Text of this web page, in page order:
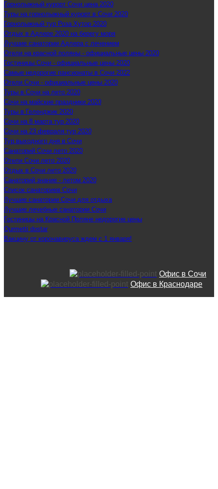
Горнолыжный курорт Сочи цена 2020
Туры на горнолыжный курорт в Сочи 2020
Горнолыжный тур Роза Хутор 2020
Отдых в Адлере 2020 на берегу моря
Лучшие санатории Адлера с лечением
Отели на красной поляны - официальные цены 2020
Гостиницы Сочи - официальные цены 2020
Самые недорогие пансионаты в Сочи 2022
Отели Сочи - официальные цены 2020
Туры в Сочи на лето 2020
Сочи на майские праздники 2020
Туры в Геленджик 2020
Сочи на 8 марта тур 2020
Сочи на 23 февраля тур 2020
Тур выходного дня в Сочи
Санаторий Сочи лето 2020
Отели Сочи лето 2020
Отдых в Сочи лето 2020
Санаторий знание - летом 2020
Список санаториев Сочи
Лучшие санатории Сочи для отдыха
Лучшие лечебные санатории Сочи
Гостиницы на Красной Поляне недорогие цены
Qurmetti dostar
Вакцину от коронавируса ждем с 1 января!
Офис в Сочи
Офис в Краснодаре